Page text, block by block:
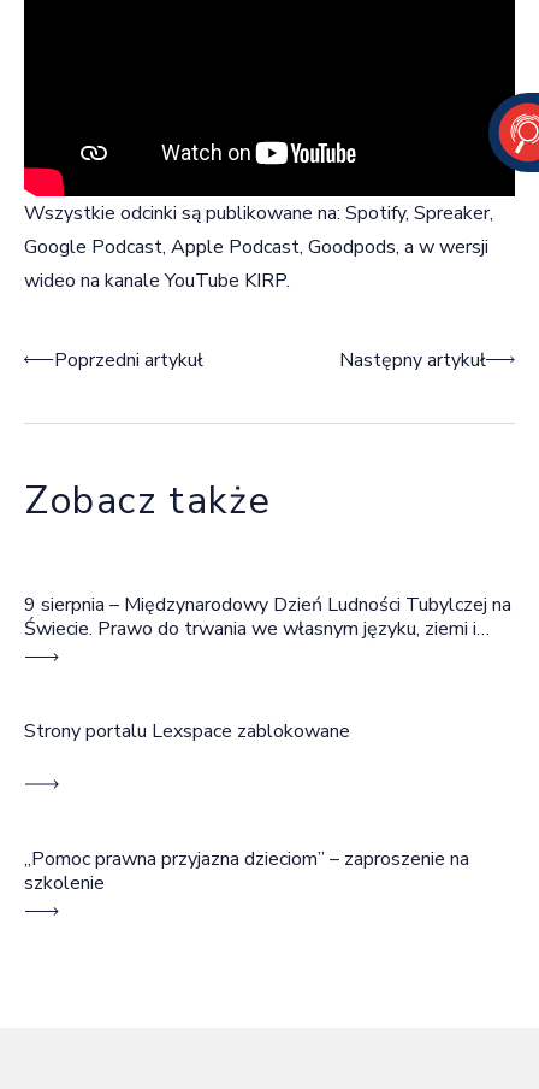
Wszystkie odcinki są publikowane na: Spotify, Spreaker,
Google Podcast, Apple Podcast, Goodpods, a w wersji
wideo na kanale YouTube KIRP.
Nawigacja wpisu
Poprzedni artykuł Następny artykuł
Zobacz także
9 sierpnia – Międzynarodowy Dzień Ludności Tubylczej na
Świecie. Prawo do trwania we własnym języku, ziemi i
wspólnocie
Strony portalu Lexspace zablokowane
„Pomoc prawna przyjazna dzieciom” – zaproszenie na
szkolenie